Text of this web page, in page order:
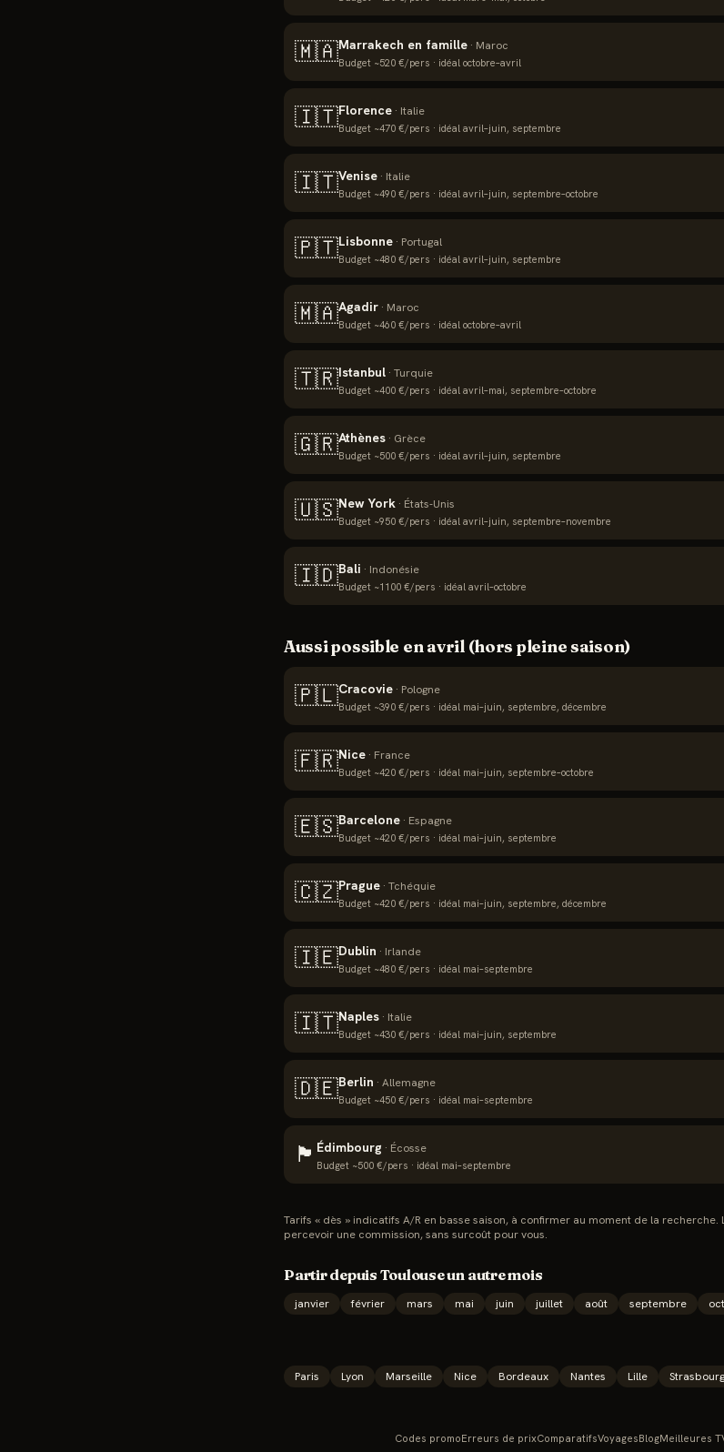
🇲🇦Marrakech en famille · Maroc
Budget ~520 €/pers · idéal octobre–avril
🇮🇹Florence · Italie
Budget ~470 €/pers · idéal avril–juin, septembre
🇮🇹Venise · Italie
Budget ~490 €/pers · idéal avril–juin, septembre–octobre
🇵🇹Lisbonne · Portugal
Budget ~480 €/pers · idéal avril–juin, septembre
🇲🇦Agadir · Maroc
Budget ~460 €/pers · idéal octobre–avril
🇹🇷Istanbul · Turquie
Budget ~400 €/pers · idéal avril–mai, septembre–octobre
🇬🇷Athènes · Grèce
Budget ~500 €/pers · idéal avril–juin, septembre
🇺🇸New York · États-Unis
Budget ~950 €/pers · idéal avril–juin, septembre–novembre
🇮🇩Bali · Indonésie
Budget ~1100 €/pers · idéal avril–octobre
Aussi possible enavril(hors pleine saison)
🇵🇱Cracovie · Pologne
Budget ~390 €/pers · idéal mai–juin, septembre, décembre
🇫🇷Nice · France
Budget ~420 €/pers · idéal mai–juin, septembre–octobre
🇪🇸Barcelone · Espagne
Budget ~420 €/pers · idéal mai–juin, septembre
🇨🇿Prague · Tchéquie
Budget ~420 €/pers · idéal mai–juin, septembre, décembre
🇮🇪Dublin · Irlande
Budget ~480 €/pers · idéal mai–septembre
🇮🇹Naples · Italie
Budget ~430 €/pers · idéal mai–juin, septembre
🇩🇪Berlin · Allemagne
Budget ~450 €/pers · idéal mai–septembre
🏴 Édimbourg · Écosse
Budget ~500 €/pers · idéal mai–septembre
Tarifs « dès » indicatifs A/R en basse saison, à confirmer au moment de la
percevoir une commission, sans surcoût pour vous.
Partir depuisToulouseun autre mois
janvier février mars mai juin juillet août septembre
Paris Lyon Marseille Nice Bordeaux Nantes Lille Strasbourg
Codes promoErreurs de prixComparatifsVoyagesBlogMeilleures